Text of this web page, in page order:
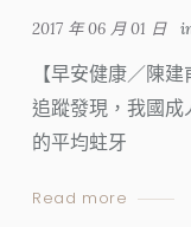
2017 年 06 月 01 日
【早安健康／陳
追蹤發現，我國成
的平均蛀牙
Read more